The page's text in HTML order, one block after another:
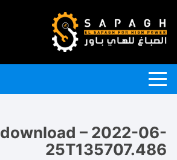
إلى
المحتوى
download – 2022-06-
25T135707.486